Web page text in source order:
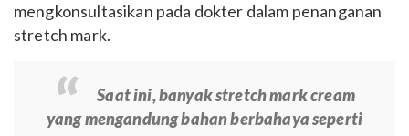
mengkonsultasikan pada dokter dalam penanganan
stretch mark.
Saat ini, banyak stretch mark cream
yang mengandung bahan berbahaya seperti